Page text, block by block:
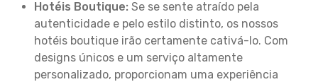
Hotéis Boutique: Se se sente atraído pela
autenticidade e pelo estilo distinto, os nossos
hotéis boutique irão certamente cativá-lo. Com
designs únicos e um serviço altamente
personalizado, proporcionam uma experiência